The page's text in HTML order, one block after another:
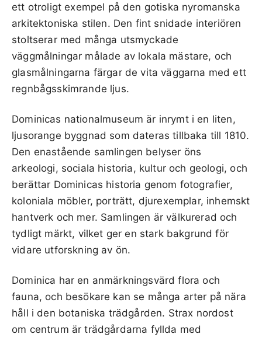
ett otroligt exempel på den gotiska nyromanska
arkitektoniska stilen. Den fint snidade interiören
stoltserar med många utsmyckade
väggmålningar målade av lokala mästare, och
glasmålningarna färgar de vita väggarna med ett
regnbågsskimrande ljus.
Dominicas nationalmuseum är inrymt i en liten,
ljusorange byggnad som dateras tillbaka till 1810.
Den enastående samlingen belyser öns
arkeologi, sociala historia, kultur och geologi, och
berättar Dominicas historia genom fotografier,
koloniala möbler, porträtt, djurexemplar, inhemskt
hantverk och mer. Samlingen är välkurerad och
tydligt märkt, vilket ger en stark bakgrund för
vidare utforskning av ön.
Dominica har en anmärkningsvärd flora och
fauna, och besökare kan se många arter på nära
håll i den botaniska trädgården. Strax nordost
om centrum är trädgårdarna fyllda med